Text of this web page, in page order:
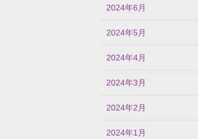
2024年6月
2024年5月
2024年4月
2024年3月
2024年2月
2024年1月